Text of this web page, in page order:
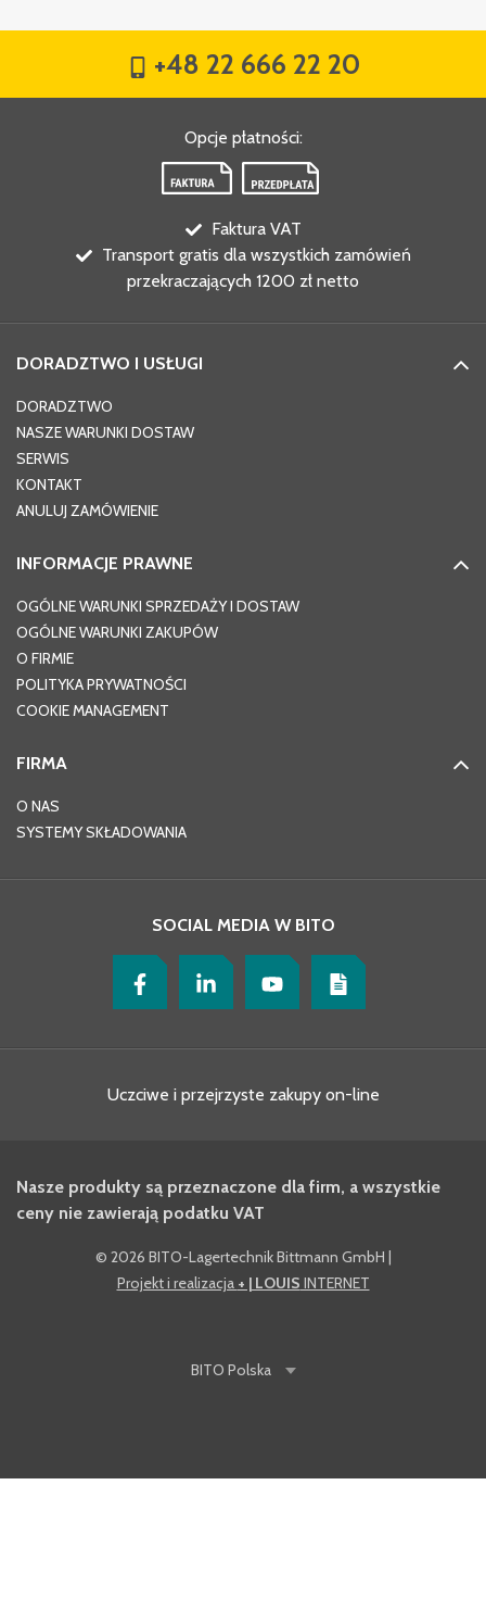
+48 22 666 22 20
Opcje płatności:
Faktura VAT
Transport gratis dla wszystkich zamówień
przekraczających 1200 zł netto
DORADZTWO I USŁUGI
DORADZTWO
NASZE WARUNKI DOSTAW
SERWIS
KONTAKT
ANULUJ ZAMÓWIENIE
INFORMACJE PRAWNE
OGÓLNE WARUNKI SPRZEDAŻY I DOSTAW
OGÓLNE WARUNKI ZAKUPÓW
O FIRMIE
POLITYKA PRYWATNOŚCI
COOKIE MANAGEMENT
FIRMA
O NAS
SYSTEMY SKŁADOWANIA
SOCIAL MEDIA W BITO
Uczciwe i przejrzyste zakupy on-line
Nasze produkty są przeznaczone dla firm, a wszystkie
ceny nie zawierają podatku VAT
© 2026 BITO-Lagertechnik Bittmann GmbH |
Projekt i realizacja + | LOUIS INTERNET
BITO Polska